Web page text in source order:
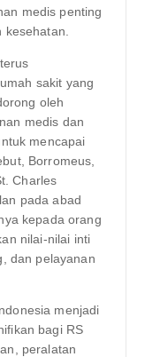
medis penting
sakit yang
oleh
medis dan
mencapai
Borromeus,
Charles
pada abad
kepada orang
nilai-nilai inti
dan pelayanan
menjadi
bagi RS
peralatan